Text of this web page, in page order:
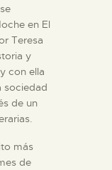
en El
Teresa
y
con ella
sociedad
de un
más
de